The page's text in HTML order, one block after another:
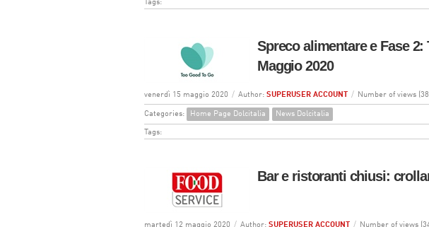
Tags:
Spreco alimentare e Fase
Maggio 2020
venerdì 15 maggio 2020 / Author: SUPERUSER ACCOUNT / Number of views
Categories: Home Page Dolcitalia News Dolcitalia
Tags:
Bar e ristoranti chiusi:
martedì 12 maggio 2020 / Author: SUPERUSER ACCOUNT / Number of views